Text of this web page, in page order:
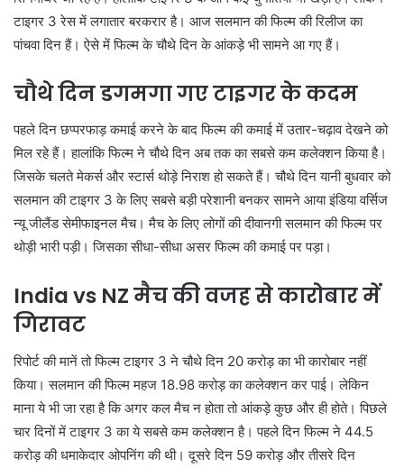
टाइगर 3 रेस में लगातार बरकरार है। आज सलमान की फिल्म की रिलीज का
पांचवा दिन हैं। ऐसे में फिल्म के चौथे दिन के आंकड़े भी सामने आ गए हैं।
चौथे दिन डगमगा गए टाइगर के कदम
पहले दिन छप्परफाड़ कमाई करने के बाद फिल्म की कमाई में उतार-चढ़ाव देखने को
मिल रहे हैं। हालांकि फिल्म ने चौथे दिन अब तक का सबसे कम कलेक्शन किया है।
जिसके चलते मेकर्स और स्टार्स थोड़े निराश हो सकते हैं। चौथे दिन यानी बुधवार को
सलमान की टाइगर 3 के लिए सबसे बड़ी परेशानी बनकर सामने आया इंडिया वर्सिज
न्यू जीलैंड सेमीफाइनल मैच। मैच के लिए लोगों की दीवानगी सलमान की फिल्म पर
थोड़ी भारी पड़ी। जिसका सीधा-सीधा असर फिल्म की कमाई पर पड़ा।
India vs NZ मैच की वजह से कारोबार में
गिरावट
रिपोर्ट की मानें तो फिल्म टाइगर 3 ने चौथे दिन 20 करोड़ का भी कारोबार नहीं
किया। सलमान की फिल्म महज 18.98 करोड़ का कलेक्शन कर पाई। लेकिन
माना ये भी जा रहा है कि अगर कल मैच न होता तो आंकड़े कुछ और ही होते। पिछले
चार दिनों में टाइगर 3 का ये सबसे कम कलेक्शन है। पहले दिन फिल्म ने 44.5
करोड़ की धमाकेदार ओपनिंग की थी। दूसरे दिन 59 करोड़ और तीसरे दिन